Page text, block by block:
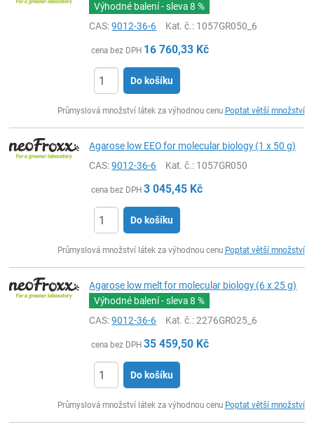
Výhodné balení - sleva8 %
CAS:9012-36-6 Kat. č.: 1057GR050_6
cena bez DPH 16 760,33 Kč
Do košíku
Průmyslová množství látek za výhodnou cenu Poptat větší množství
Agarose low EEO for molecular biology (1 x 50 g)
CAS:9012-36-6 Kat. č.: 1057GR050
cena bez DPH 3 045,45 Kč
Do košíku
Průmyslová množství látek za výhodnou cenu Poptat větší množství
Agarose low melt for molecular biology (6 x 25 g)
Výhodné balení - sleva8 %
CAS:9012-36-6 Kat. č.: 2276GR025_6
cena bez DPH 35 459,50 Kč
Do košíku
Průmyslová množství látek za výhodnou cenu Poptat větší množství